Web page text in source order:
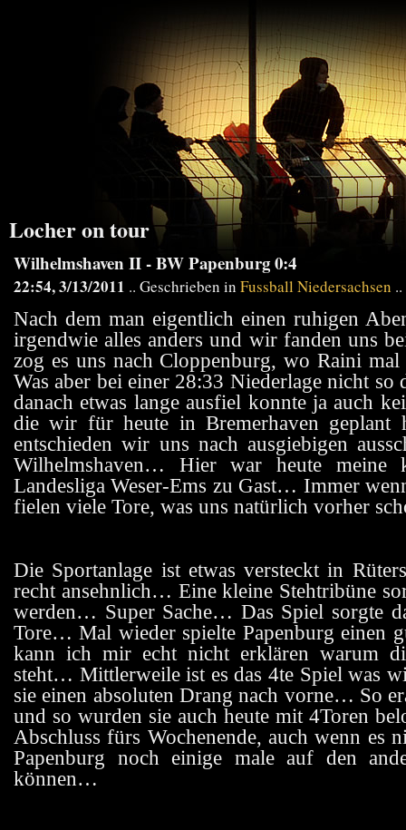
Locher on tour
Wilhelmshaven II - BW Papenburg 0:4
22:54, 3/13/2011 .. Geschrieben in Fussball Niedersachsen ..
Nach dem man eigentlich einen ruhigen
irgendwie alles anders und wir fanden uns
zog es uns nach Cloppenburg, wo Raini
Was aber bei einer 28:33 Niederlage nicht
danach etwas lange ausfiel konnte ja auch
die wir für heute in Bremerhaven geplant
entschieden wir uns nach ausgiebigen
Wilhelmshaven… Hier war heute meine
Landesliga Weser-Ems zu Gast… Immer
fielen viele Tore, was uns natürlich vorher
Die Sportanlage ist etwas versteckt in
recht ansehnlich… Eine kleine Stehtribüne
werden… Super Sache… Das Spiel sorgte
Tore… Mal wieder spielte Papenburg einen
kann ich mir echt nicht erklären warum
steht… Mittlerweile ist es das 4te Spiel was
sie einen absoluten Drang nach vorne… So
und so wurden sie auch heute mit 4Toren
Abschluss fürs Wochenende, auch wenn
Papenburg noch einige male auf den
können…